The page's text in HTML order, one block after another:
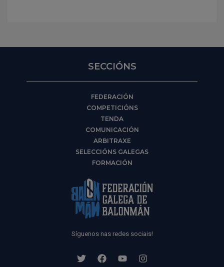
SECCIÓNS
FEDERACIÓN
COMPETICIÓNS
TENDA
COMUNICACIÓN
ARBITRAXE
SELECCIÓNS GALEGAS
FORMACIÓN
Síguenos nas redes sociais!